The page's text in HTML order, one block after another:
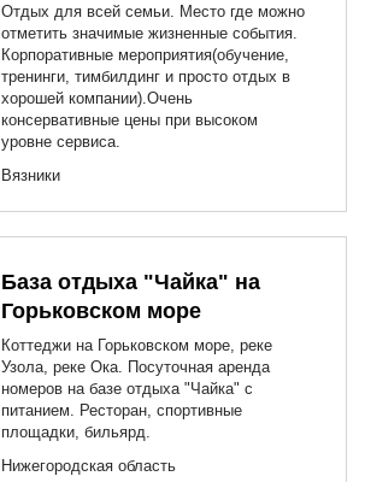
Отдых для всей семьи. Место где можно
отметить значимые жизненные события.
Корпоративные мероприятия(обучение,
тренинги, тимбилдинг и просто отдых в
хорошей компании).Очень
консервативные цены при высоком
уровне сервиса.
Вязники
База отдыха "Чайка" на
Горьковском море
Коттеджи на Горьковском море, реке
Узола, реке Ока. Посуточная аренда
номеров на базе отдыха "Чайка" с
питанием. Ресторан, спортивные
площадки, бильярд.
Нижегородская область